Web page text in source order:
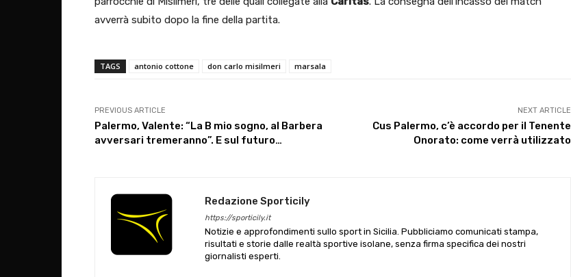
avverrà subito dopo la fine della partita.
TAGS antonio cottone don carlo misilmeri marsala
PREVIOUS ARTICLE
Palermo, Valente: “La B mio sogno, al Barbera
avversari tremeranno”. E sul futuro…
NEXT ARTICLE
Cus Palermo, c’è accordo per il Tenente
Onorato: come verrà utilizzato
Redazione Sporticily
https://sporticily.it
Notizie e approfondimenti sullo sport in Sicilia. Pubbliciamo comunicati stampa,
risultati e storie dalle realtà sportive isolane, senza firma specifica dei nostri
giornalisti esperti.